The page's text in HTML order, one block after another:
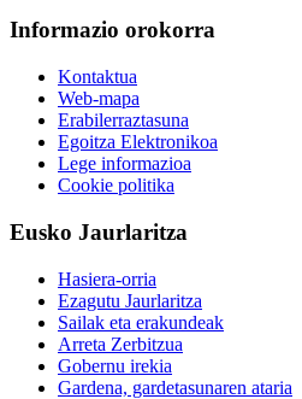
Informazio orokorra
Kontaktua
Web-mapa
Erabilerraztasuna
Egoitza Elektronikoa
Lege informazioa
Cookie politika
Eusko Jaurlaritza
Hasiera-orria
Ezagutu Jaurlaritza
Sailak eta erakundeak
Arreta Zerbitzua
Gobernu irekia
Gardena, gardetasunaren ataria